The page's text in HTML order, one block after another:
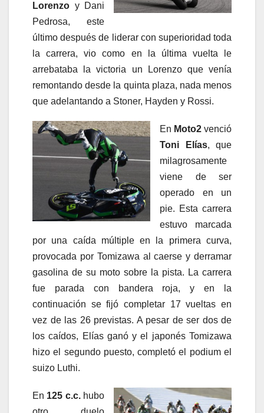
Lorenzo y Dani
Pedrosa, este
último después de liderar con superioridad toda
la carrera, vio como en la última vuelta le
arrebataba la victoria un Lorenzo que venía
remontando desde la quinta plaza, nada menos
que adelantando a Stoner, Hayden y Rossi.
En Moto2 venció
Toni Elías, que
milagrosamente
viene de ser
operado en un
pie. Esta carrera
estuvo marcada
por una caída múltiple en la primera curva,
provocada por Tomizawa al caerse y derramar
gasolina de su moto sobre la pista. La carrera
fue parada con bandera roja, y en la
continuación se fijó completar 17 vueltas en
vez de las 26 previstas. A pesar de ser dos de
los caídos, Elías ganó y el japonés Tomizawa
hizo el segundo puesto, completó el podium el
suizo Luthi.
En 125 c.c.hubo